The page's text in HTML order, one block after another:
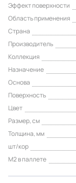
Эффект поверхности
Область применения
Страна
Производитель
Коллекция
Назначение
Основа
Поверхность
Цвет
Размер, см
Толщина, мм
шт/кор
М2 в паллете